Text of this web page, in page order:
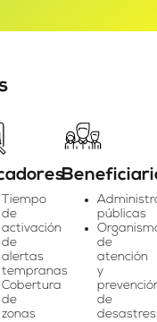
Tiempo
de
activación
de
alertas
tempranas
Cobertura
de
zonas
públicas
de
atención
y
de
desastres